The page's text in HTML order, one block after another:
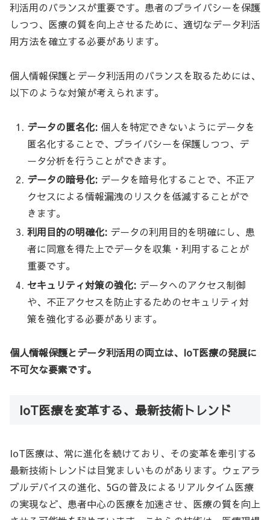
利活用のバランスが重要です。患者のプライバシーを保護
しつつ、医療の質を向上させるために、適切なデータ利活
用方法を確立する必要があります。
個人情報保護とデータ利活用のバランスを取るためには、
以下のような対策が考えられます。
データの匿名化: 個人を特定できないようにデータを
匿名化することで、プライバシーを保護しつつ、デ
ータ分析を行うことができます。
データの暗号化: データを暗号化することで、不正ア
クセスによる情報漏洩のリスクを低減することがで
きます。
利用目的の明確化: データの利用目的を明確にし、患
者に同意を得た上でデータを収集・利用することが
重要です。
セキュリティ対策の強化: データへのアクセス制御
や、不正アクセスを防止するためのセキュリティ対
策を強化する必要があります。
個人情報保護とデータ利活用の両立は、IoT医療の発展に
不可欠な要素です。
IoT医療を変革する、最新技術トレンド
IoT医療は、常に進化を続けており、その変革を牽引する
最新技術トレンドは目覚ましいものがあります。ウェアラ
ブルデバイスの進化、5Gの普及によるリアルタイム医療
の実現など、患者中心の医療を加速させ、医療の質を向上